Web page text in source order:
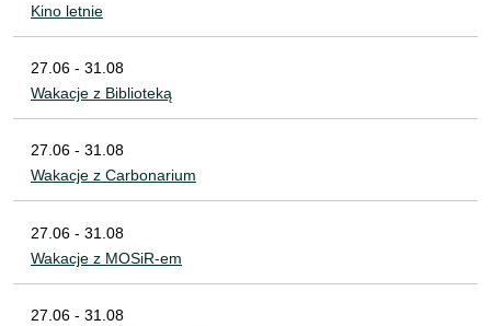
Kino letnie
27.06 - 31.08
Wakacje z Biblioteką
27.06 - 31.08
Wakacje z Carbonarium
27.06 - 31.08
Wakacje z MOSiR-em
27.06 - 31.08